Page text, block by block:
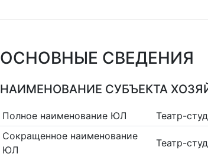
ОСНОВНЫЕ СВЕДЕНИЯ
НАИМЕНОВАНИЕ СУБЪЕКТА
Полное наименование ЮЛ
Театр-
Сокращенное наименование
ЮЛ
Театр-